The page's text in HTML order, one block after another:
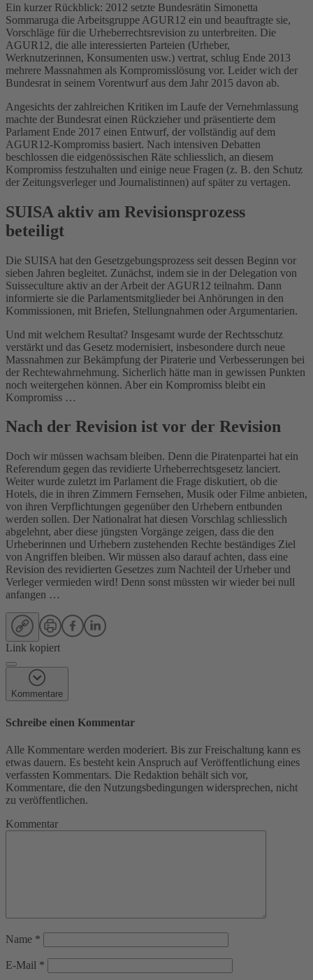
Ein kurzer Rückblick: 2012 setzte Bundesrätin Simonetta
Sommaruga die Arbeitsgruppe AGUR12 ein und beauftragte sie,
Vorschläge für die Urheberrechtsrevision zu unterbreiten. Die
AGUR12, die alle interessierten Parteien (Urheber,
Werknutzerinnen, Konsumenten usw.) vertrat, schlug Ende 2013
mehrere Massnahmen als Kompromisslösung vor. Leider wich der
Bundesrat in seinem Vorentwurf aus dem Jahr 2015 davon ab.
Angesichts der zahlreichen Kritiken im Laufe der Vernehmlassung
machte der Bundesrat einen Rückzieher und präsentierte dem
Parlament Ende 2017 einen Entwurf, der vollständig auf dem
AGUR12-Kompromiss basiert. Nach intensiven Debatten
beschlossen die eidgenössischen Räte schliesslich, an diesem
Kompromiss festzuhalten und einige neue Fragen (z. B. den Schutz
der Zeitungsverleger und Journalistinnen) auf später zu vertagen.
SUISA aktiv am Revisionsprozess
beteiligt
Die SUISA hat den Gesetzgebungsprozess seit dessen Beginn vor
sieben Jahren begleitet. Zunächst, indem sie in der Delegation von
Suisseculture aktiv an der Arbeit der AGUR12 teilnahm. Dann
informierte sie die Parlamentsmitglieder bei Anhörungen in den
Kommissionen, mit Briefen, Stellungnahmen oder Argumentarien.
Und mit welchem Resultat? Insgesamt wurde der Rechtsschutz
verstärkt und das Gesetz modernisiert, insbesondere durch neue
Massnahmen zur Bekämpfung der Piraterie und Verbesserungen bei
der Rechtewahrnehmung. Sicherlich hätte man in gewissen Punkten
noch weitergehen können. Aber ein Kompromiss bleibt ein
Kompromiss …
Nach der Revision ist vor der Revision
Doch wir müssen wachsam bleiben. Denn die Piratenpartei hat ein
Referendum gegen das revidierte Urheberrechtsgesetz lanciert.
Weiter wurde zuletzt im Parlament die Frage diskutiert, ob die
Hotels, die in ihren Zimmern Fernsehen, Musik oder Filme anbieten,
von ihren Verpflichtungen gegenüber den Urhebern entbunden
werden sollen. Der Nationalrat hat diesen Vorschlag schliesslich
abgelehnt, aber diese jüngsten Vorgänge zeigen, dass die den
Urheberinnen und Urhebern zustehenden Rechte beständiges Ziel
von Angriffen bleiben. Wir müssen also darauf achten, dass eine
Revision des revidierten Gesetzes zum Nachteil der Urheber und
Verleger vermieden wird! Denn sonst müssten wir wieder bei null
anfangen …
Link kopiert
Kommentare
Schreibe einen Kommentar
Alle Kommentare werden moderiert. Bis zur Freischaltung kann es
etwas dauern. Es besteht kein Anspruch auf Veröffentlichung eines
verfassten Kommentars. Die Redaktion behält sich vor,
Kommentare, die den Nutzungsbedingungen widersprechen, nicht
zu veröffentlichen.
Kommentar
Name *
E-Mail *